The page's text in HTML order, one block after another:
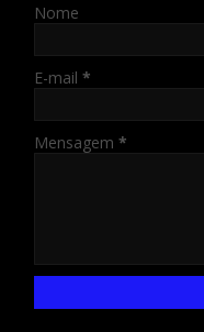
Nome
E-mail *
Mensagem *